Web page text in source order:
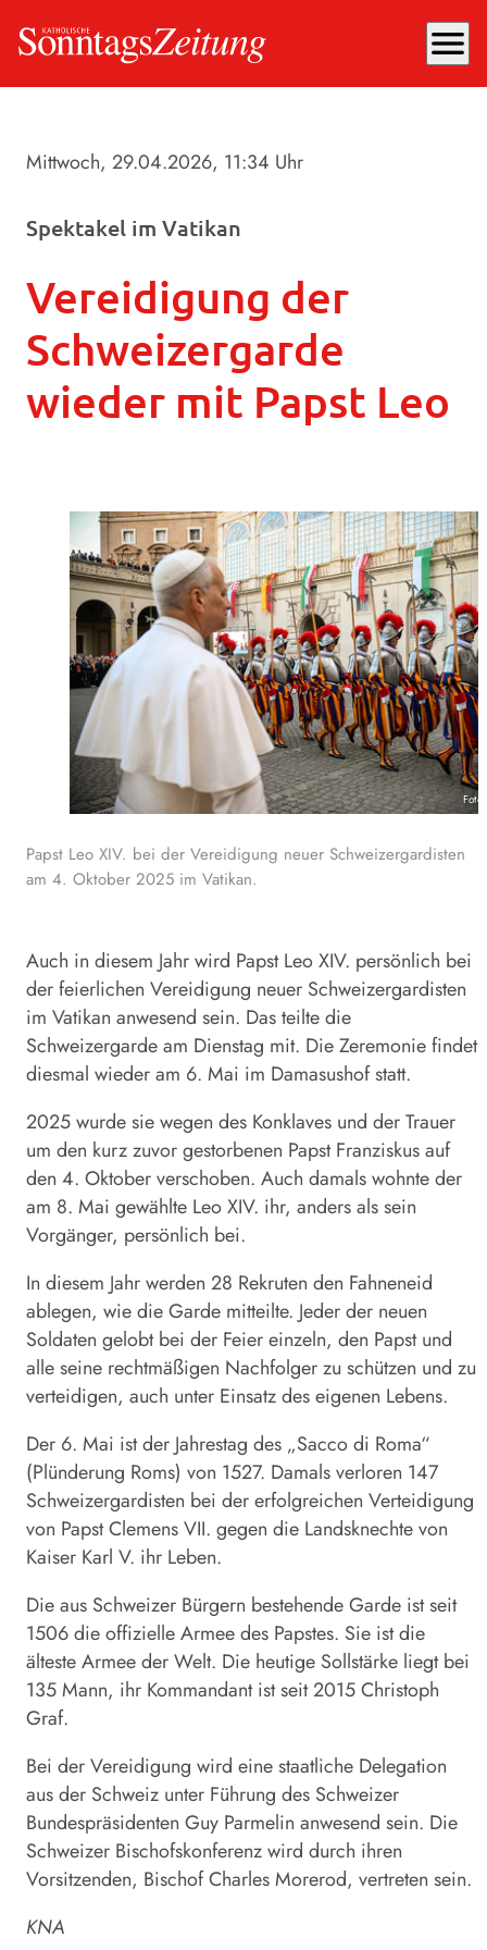
menu
Mittwoch, 29.04.2026, 11:34 Uhr
Spektakel im Vatikan
Vereidigung der
Schweizergarde
wieder mit Papst Leo
Papst Leo XIV. bei der Vereidigung neuer Schweizergardisten
am 4. Oktober 2025 im Vatikan.
Auch in diesem Jahr wird Papst Leo XIV. persönlich bei
der feierlichen Vereidigung neuer Schweizergardisten
im Vatikan anwesend sein. Das teilte die
Schweizergardeam Dienstag mit. Die Zeremonie findet
diesmal wieder am 6. Mai im Damasushof statt.
2025 wurde sie wegen des Konklaves und der Trauer
um den kurz zuvor gestorbenen Papst Franziskus auf
den 4. Oktober verschoben. Auch damals wohnte der
am 8. Mai gewählte Leo XIV. ihr, anders als sein
Vorgänger, persönlich bei.
In diesem Jahr werden 28 Rekruten den Fahneneid
ablegen, wie die Garde mitteilte. Jeder der neuen
Soldaten gelobt bei der Feier einzeln, den Papst und
alle seine rechtmäßigen Nachfolger zu schützen und zu
verteidigen, auch unter Einsatz des eigenen Lebens.
Der 6. Mai ist der Jahrestag des „Sacco di Roma“
(Plünderung Roms) von 1527. Damals verloren 147
Schweizergardisten bei der erfolgreichen Verteidigung
von Papst Clemens VII. gegen die Landsknechte von
Kaiser Karl V. ihr Leben.
Die aus Schweizer Bürgern bestehende Garde ist seit
1506 die offizielle Armee des Papstes. Sie ist die
älteste Armee der Welt. Die heutige Sollstärke liegt bei
135 Mann, ihr Kommandant ist seit 2015 Christoph
Graf.
Bei der Vereidigung wird eine staatliche Delegation
aus der Schweiz unter Führung des Schweizer
Bundespräsidenten Guy Parmelin anwesend sein. Die
Schweizer Bischofskonferenz wird durch ihren
Vorsitzenden, Bischof Charles Morerod, vertreten sein.
KNA